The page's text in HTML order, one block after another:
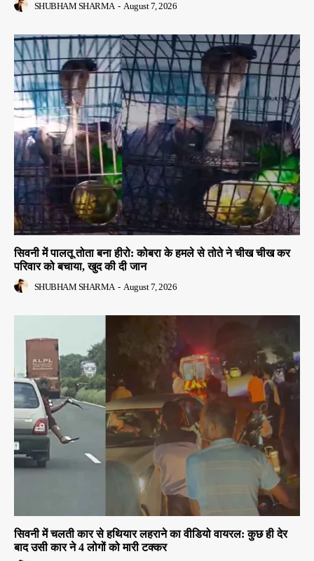
SHUBHAM SHARMA - August 7, 2026
सिवनी में पालतू तोता बना हीरो: कोबरा के हमले से तोते ने चीख चीख कर
परिवार को बचाया, खुद की दी जान
SHUBHAM SHARMA - August 7, 2026
सिवनी में चलती कार से हथियार लहराने का वीडियो वायरल: कुछ ही देर
बाद उसी कार ने 4 लोगों को मारी टक्कर